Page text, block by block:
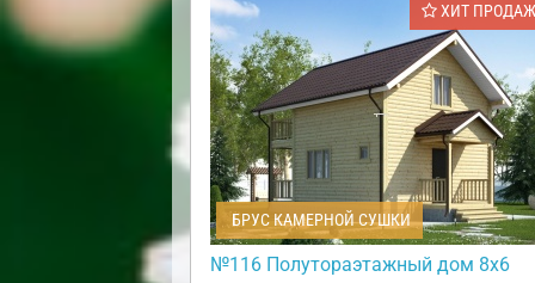
ХИТ ПРОДАЖ
БРУС КАМЕРНОЙ СУШКИ
№116 Полутораэтажный дом 8х6